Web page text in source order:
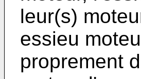
leur(s)
essieu
proprement